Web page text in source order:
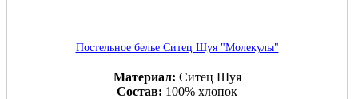
Постельное белье Ситец Шуя "Молекулы"
Материал: Ситец Шуя
Состав: 100% хлопок